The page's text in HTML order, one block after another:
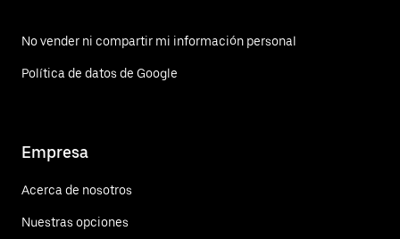
No vender ni compartir mi información personal
Política de datos de Google
Empresa
Acerca de nosotros
Nuestras opciones